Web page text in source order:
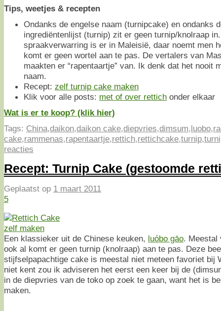
Tips, weetjes & recepten
Ondanks de engelse naam (turnipcake) en ondanks
ingrediëntenlijst (turnip) zit er geen turnip/knolraap
spraakverwarring is er in Maleisië, daar noemt men
komt er geen wortel aan te pas. De vertalers van
maakten er “rapentaartje” van. Ik denk dat het nooit
naam.
Recept: zelf turnip cake maken
Klik voor alle posts: met of over rettich onder elkaar
Wat is er te koop? (klik hier)
Tags: China,daikon,daikon cake,diepvries,dimsum,luobo,
cake,rammenas,rapentaartje,rettich,rettichcake,turnip,
reacties
Recept: Turnip Cake (gestoomde
Geplaatst op 1 maart 2011
5
Een klassieker uit de Chinese keuken, luóbo gāo. Meestal
ook al komt er geen turnip (knolraap) aan te pas. Deze
stijfselpapachtige cake is meestal niet meteen favoriet bij
niet kent zou ik adviseren het eerst een keer bij de
in de diepvries van de toko op zoek te gaan, want het is
maken.